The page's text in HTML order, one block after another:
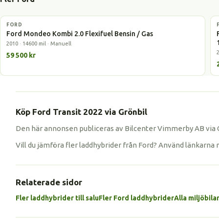
Gasbil
FORD
Ford Mondeo Kombi 2.0 Flexifuel Bensin / Gas
2010 · 14600 mil · Manuell
59 500 kr
Köp Ford Transit 2022 via Grönbil
Den här annonsen publiceras av Bilcenter Vimmerby AB
Vill du jämföra fler laddhybrider från Ford? Använd
Relaterade sidor
Fler laddhybrider till saluFler Ford laddhybriderAlla miljöbilar